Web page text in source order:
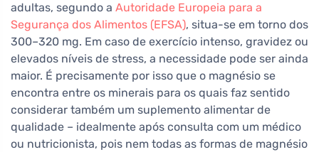
adultas, segundo a Autoridade Europeia para a
Segurança dos Alimentos (EFSA), situa-se em torno dos
300–320 mg. Em caso de exercício intenso, gravidez ou
elevados níveis de stress, a necessidade pode ser ainda
maior. É precisamente por isso que o magnésio se
encontra entre os minerais para os quais faz sentido
considerar também um suplemento alimentar de
qualidade – idealmente após consulta com um médico
ou nutricionista, pois nem todas as formas de magnésio